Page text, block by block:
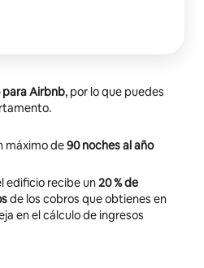
Airbnb, por lo que puedes
máximo de90 noches al año
edificio recibe un20 % de
de los cobros que obtienes en
en el cálculo de ingresos